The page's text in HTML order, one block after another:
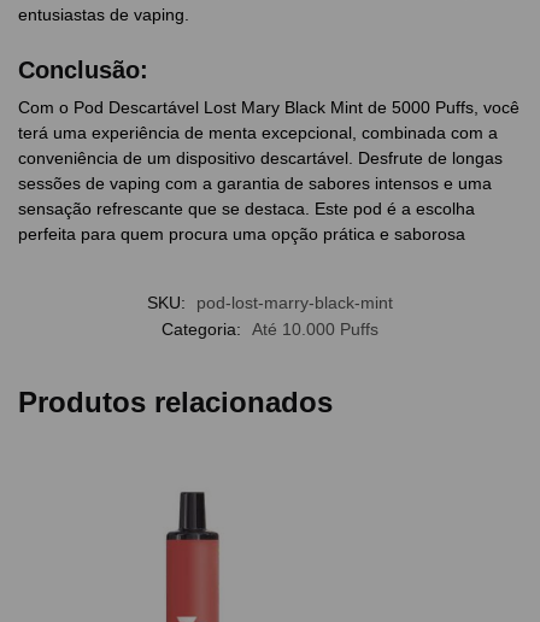
entusiastas de vaping.
Conclusão:
Com o Pod Descartável Lost Mary Black Mint de 5000 Puffs, você
terá uma experiência de menta excepcional, combinada com a
conveniência de um dispositivo descartável. Desfrute de longas
sessões de vaping com a garantia de sabores intensos e uma
sensação refrescante que se destaca. Este pod é a escolha
perfeita para quem procura uma opção prática e saborosa
SKU:
pod-lost-marry-black-mint
Categoria:
Até 10.000 Puffs
Produtos relacionados